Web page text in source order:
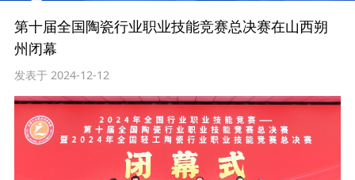
第十届全国陶瓷行业职业技能竞赛总决赛在山西朔
州闭幕
发表于 2024-12-12